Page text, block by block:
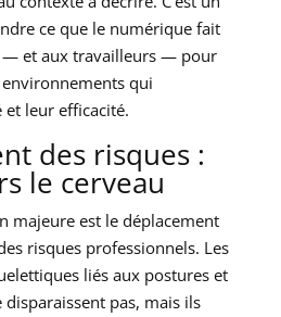
ce que le numérique fait
— et aux travailleurs — pour
qui
et leur efficacité.
des risques :
le cerveau
majeure est le déplacement
risques professionnels. Les
liés aux postures et
pas, mais ils